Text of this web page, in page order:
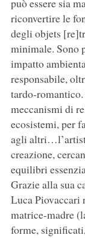
può essere sia
riconvertire le
degli objets
minimale. Sono
impatto
responsabile,
tardo-romantico.
meccanismi di
ecosistemi, per
agli
creazione,
equilibri
Grazie alla sua
Luca Piovaccari
matrice-madre
forme,